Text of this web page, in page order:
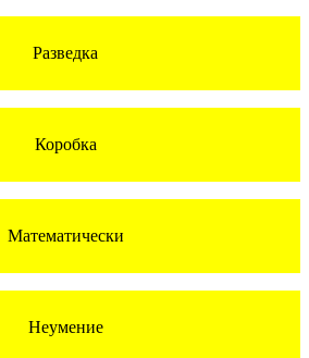
Разведка
Коробка
Математически
Неумение